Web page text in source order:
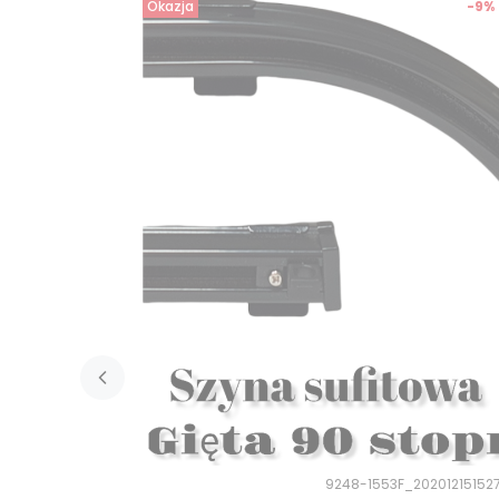
Okazja
9248-
-9%